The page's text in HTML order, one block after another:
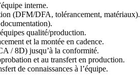
interne.
(DFM/DFA, tolérancement, matériaux).
qualité/production.
et la montée en cadence.
/ 8D) jusqu’à la conformité.
et au transfert en production.
de connaissances à l’équipe.